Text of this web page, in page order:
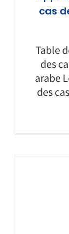
cas
Table
des
arabe
des